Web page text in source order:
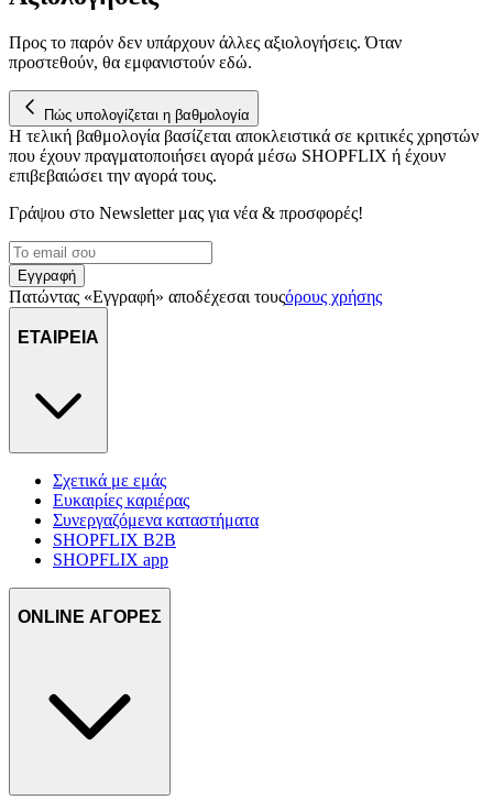
διεύθυνση IP σας, χρησιμοποιώντας τεχνολογία όπως cookies
για να αποθηκεύουμε και να έχουμε πρόσβαση σε πληροφορίες
στη συσκευή σας, με σκοπό την προβολή εξατομικευμένων
διαφημίσεις και περιεχόμενο, την καλύτερη εικόνα του κοινού
μας και την ανάπτυξη προϊόντων. Επίσης, κοινοποιούμε
πληροφορίες σχετικά με την από μέρους σας χρήση της
τοποθεσίας μας στους συνεργάτες μέσων κοινωνικής
δικτύωσης, διαφημίσεων και ανάλυσης.
Προς το παρόν δεν υπάρχουν άλλες αξιολογήσεις. Όταν
προστεθούν, θα εμφανιστούν εδώ.
Πώς υπολογίζεται η βαθμολογία
Η τελική βαθμολογία βασίζεται αποκλειστικά σε κριτικές χρηστών
που έχουν πραγματοποιήσει αγορά μέσω SHOPFLIX ή έχουν
επιβεβαιώσει την αγορά τους.
Γράψου στο Νewsletter μας για νέα & προσφορές!
Εγγραφή
Πατώντας «Εγγραφή» αποδέχεσαι τουςόρους χρήσης
ΕΤΑΙΡΕΙΑ
Σχετικά με εμάς
Ευκαιρίες καριέρας
Συνεργαζόμενα καταστήματα
SHOPFLIX B2B
SHOPFLIX app
ONLINE ΑΓΟΡΕΣ